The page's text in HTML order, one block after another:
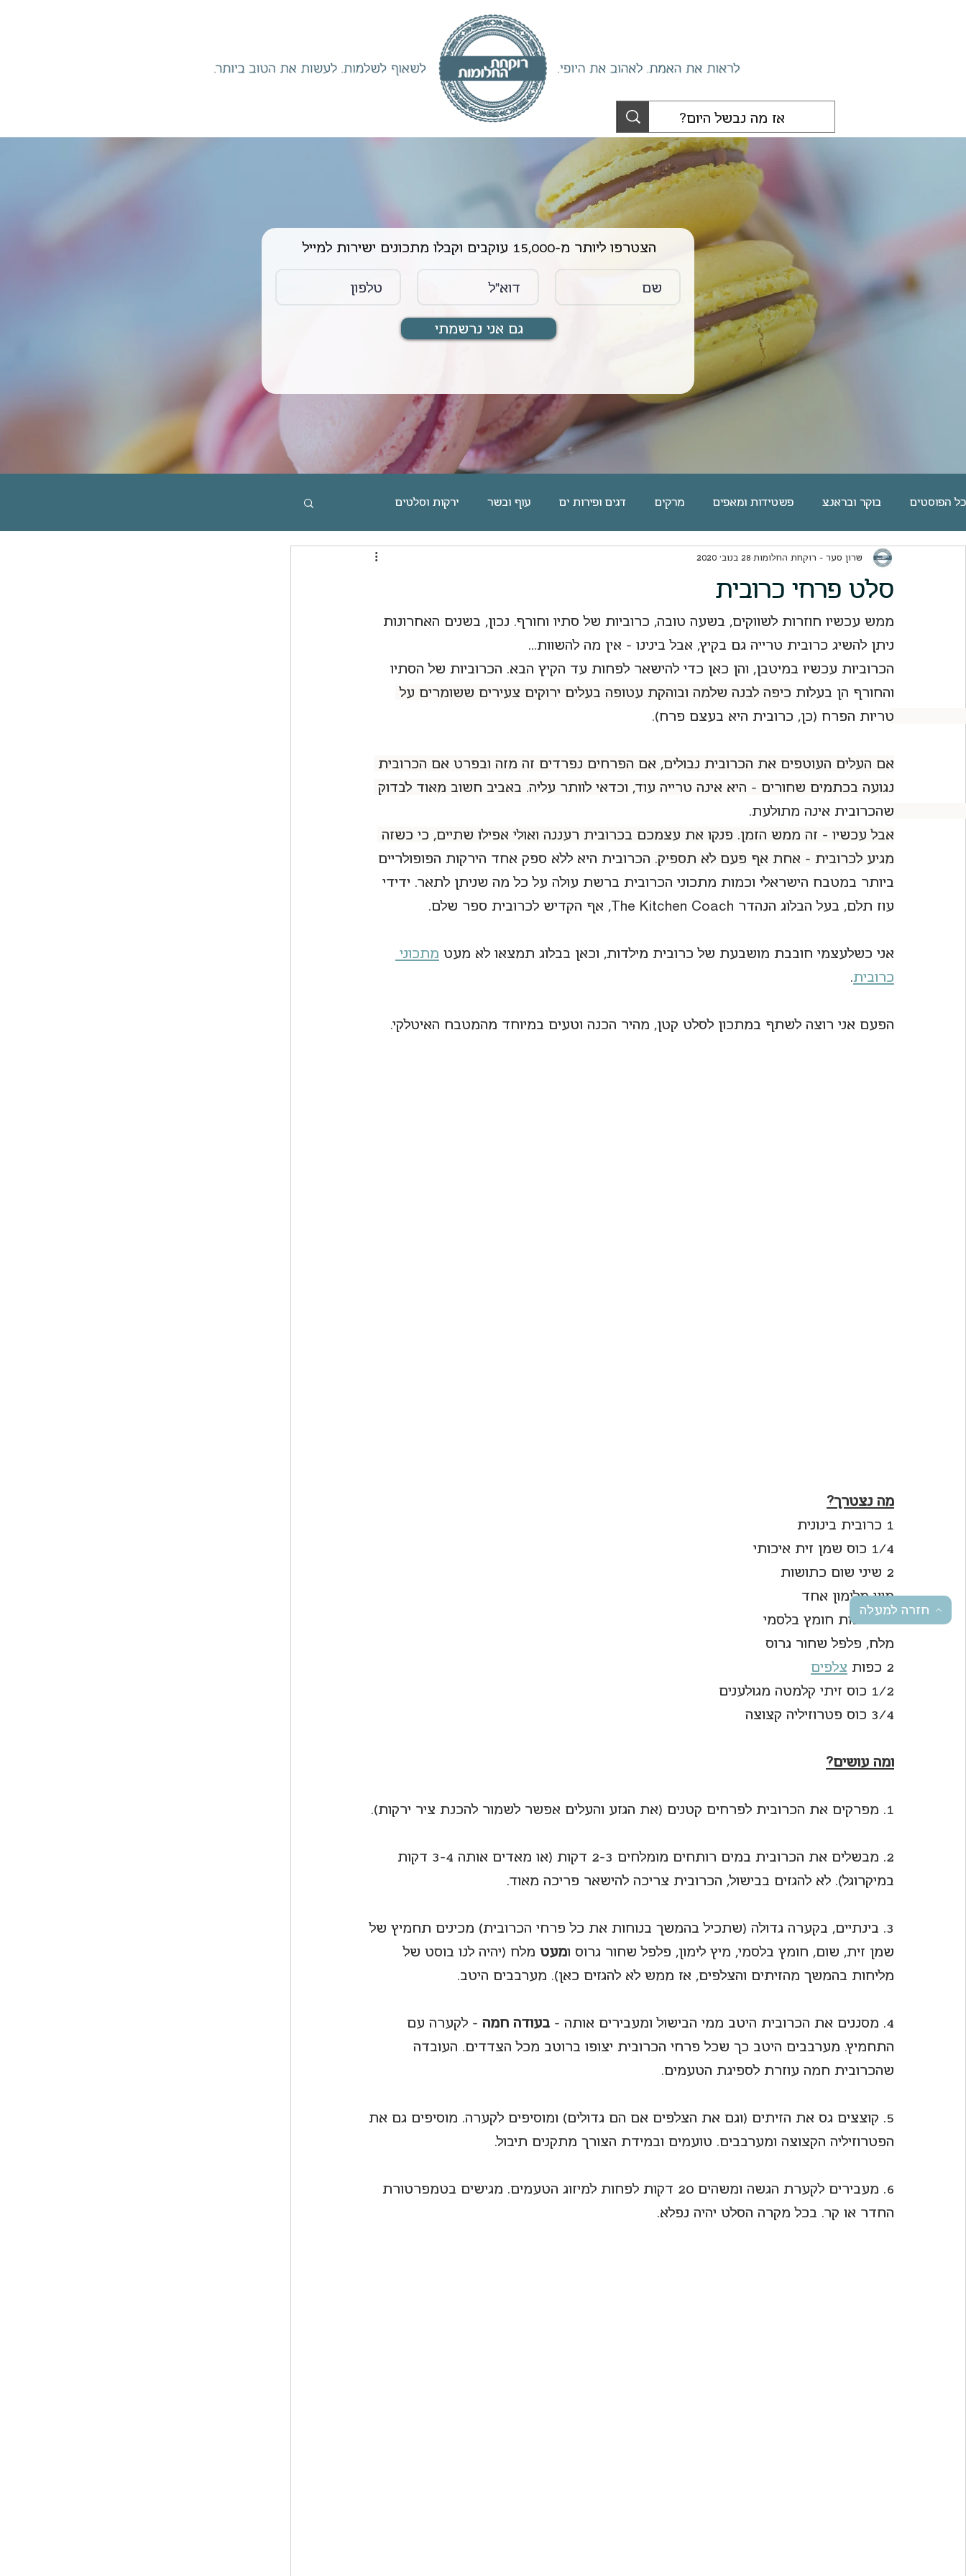
חזרה למעלה
הצטרפו ליותר מ-15,000 עוקבים וקבלו מתכונים ישירות למייל
גם אני נרשמתי
כל הפוסטים בוקר ובראנצ פשטידות ומאפים מרקים דגים ופירות ים עוף ובשר ירקות וסלטים
פסטה אורז דגנים קטניות שוקולד מאפי שמרים | לחמים
פאי וטארט מאפינס ועוגות בחושות ארוחות ערוכות מארחת ומתארחת מתנות לחיים בלוג אוכל
לחיות את פורטו
סלט פרחי כרובית
שרון סער - רוקחת החלומות 28 בנוב׳ 2020
ממש עכשיו חוזרות לשווקים, בשעה טובה, כרוביות של סתיו וחורף. נכון, בשנים האחרונות
ניתן להשיג כרובית טרייה גם בקיץ, אבל בינינו - אין מה להשוות...
הכרוביות עכשיו במיטבן, והן כאן כדי להישאר לפחות עד הקיץ הבא. הכרוביות של הסתיו
והחורף הן בעלות כיפה לבנה שלמה ובוהקת עטופה בעלים ירוקים צעירים ששומרים על
טריות הפרח (כן, כרובית היא בעצם פרח).
אם העלים העוטפים את הכרובית נבולים, אם הפרחים נפרדים זה מזה ובפרט אם הכרובית
נגועה בכתמים שחורים - היא אינה טרייה עוד, וכדאי לוותר עליה. באביב חשוב מאוד לבדוק
שהכרובית אינה מתולעת.
אבל עכשיו - זה ממש הזמן. פנקו את עצמכם בכרובית רעננה ואולי אפילו שתיים, כי כשזה
מגיע לכרובית - אחת אף פעם לא תספיק. הכרובית היא ללא ספק אחד הירקות הפופולריים
ביותר במטבח הישראלי וכמות מתכוני הכרובית ברשת עולה על כל מה שניתן לתאר. ידידי
עוז תלם, בעל הבלוג הנהדר The Kitchen Coach, אף הקדיש לכרובית ספר שלם.
אני כשלעצמי חובבת מושבעת של כרובית מילדות, וכאן בבלוג תמצאו לא מעט מתכוני
כרובית.
הפעם אני רוצה לשתף במתכון לסלט קטן, מהיר הכנה וטעים במיוחד מהמטבח האיטלקי.
מה נצטרך?
1 כרובית בינונית
1/4 כוס שמן זית איכותי
2 שיני שום כתושות
מיץ מלימון אחד
1-2 כפות חומץ בלסמי
מלח, פלפל שחור גרוס
2 כפות
צלפים
1/2 כוס זיתי קלמטה מגולענים
3/4 כוס פטרוזיליה קצוצה
ומה עושים?
1. מפרקים את הכרובית לפרחים קטנים (את הגזע והעלים אפשר לשמור להכנת ציר ירקות).
2. מבשלים את הכרובית במים רותחים מומלחים 2-3 דקות (או מאדים אותה 3-4 דקות
במיקרוגל). לא להגזים בבישול, הכרובית צריכה להישאר פריכה מאוד.
3. בינתיים, בקערה גדולה (שתכיל בהמשך בנוחות את כל פרחי הכרובית) מכינים תחמיץ של
שמן זית, שום, חומץ בלסמי, מיץ לימון, פלפל שחור גרוס ומעט מלח (יהיה לנו בוסט של
מליחות בהמשך מהזיתים והצלפים, אז ממש לא להגזים כאן). מערבבים היטב.
4. מסננים את הכרובית היטב ממי הבישול ומעבירים אותה - בעודה חמה - לקערה עם
התחמיץ. מערבבים היטב כך שכל פרחי הכרובית יצופו ברוטב מכל הצדדים. העובדה
שהכרובית חמה עוזרת לספיגת הטעמים.
5. קוצצים גס את הזיתים (וגם את הצלפים אם הם גדולים) ומוסיפים לקערה. מוסיפים גם את
הפטרוזיליה הקצוצה ומערבבים. טועמים ובמידת הצורך מתקנים תיבול.
6. מעבירים לקערת הגשה ומשהים 20 דקות לפחות למיזוג הטעמים. מגישים בטמפרטורת
החדר או קר. בכל מקרה הסלט יהיה נפלא.